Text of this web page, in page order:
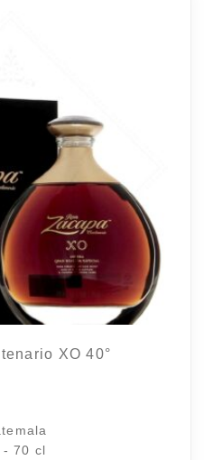
XO 40°
- 70 cl